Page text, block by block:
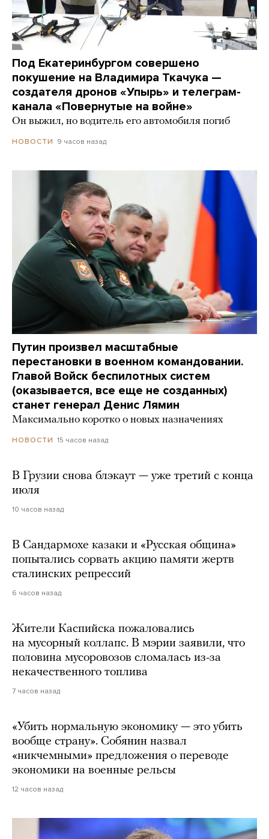
Под Екатеринбургом совершено
покушение на Владимира Ткачука —
создателя дронов «Упырь» и телеграм-
канала «Повернутые на войне»
Он выжил, но водитель его автомобиля погиб
НОВОСТИ 9 часов назад
Путин произвел масштабные
перестановки в военном командовании.
Главой Войск беспилотных систем
(оказывается, все еще не созданных)
станет генерал Денис Лямин
Максимально коротко о новых назначениях
НОВОСТИ 15 часов назад
В Грузии снова блэкаут — уже третий с конца
июля
10 часов назад
В Сандармохе казаки и «Русская община»
попытались сорвать акцию памяти жертв
сталинских репрессий
6 часов назад
Жители Каспийска пожаловались
на мусорный коллапс. В мэрии заявили, что
половина мусоровозов сломалась из-за
некачественного топлива
7 часов назад
«Убить нормальную экономику — это убить
вообще страну». Собянин назвал
«никчемными» предложения о переводе
экономики на военные рельсы
12 часов назад